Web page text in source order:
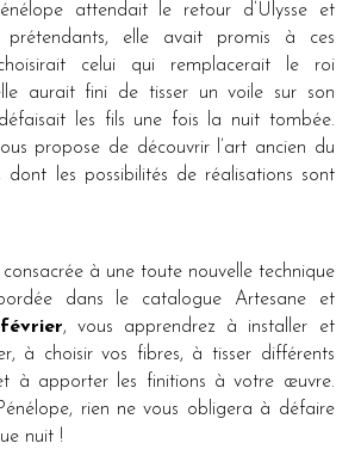
attendait le retour d’Ulysse et
prétendants, elle avait promis à ces
celui qui remplacerait le roi
aurait fini de tisser un voile sur son
les fils une fois la nuit tombée.
propose de découvrir l’art ancien du
dont les possibilités de réalisations sont
à une toute nouvelle technique
dans le catalogue Artesane et
, vous apprendrez à installer et
à choisir vos fibres, à tisser différents
à apporter les finitions à votre œuvre.
rien ne vous obligera à défaire
nuit !